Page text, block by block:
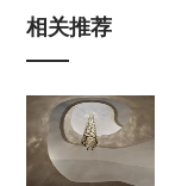
相关推荐